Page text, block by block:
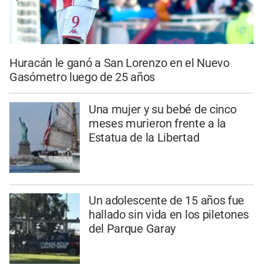
Huracán le ganó a San Lorenzo en el Nuevo
Gasómetro luego de 25 años
Una mujer y su bebé de cinco
meses murieron frente a la
Estatua de la Libertad
Un adolescente de 15 años fue
hallado sin vida en los piletones
del Parque Garay